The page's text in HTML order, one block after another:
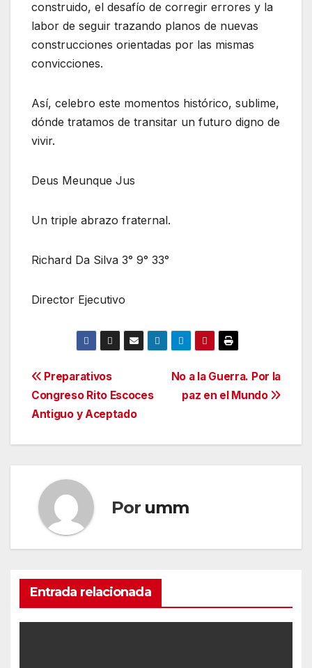
construido, el desafío de corregir errores y la
labor de seguir trazando planos de nuevas
construcciones orientadas por las mismas
convicciones.
Así, celebro este momentos histórico, sublime,
dónde tratamos de transitar un futuro digno de
vivir.
Deus Meunque Jus
Un triple abrazo fraternal.
Richard Da Silva 3° 9° 33°
Director Ejecutivo
Navegación
de
entradas
No a la Guerra. Por la
paz en el Mundo
Preparativos
Congreso Rito Escoces
Antiguo y Aceptado
Por umm
Entrada relacionada